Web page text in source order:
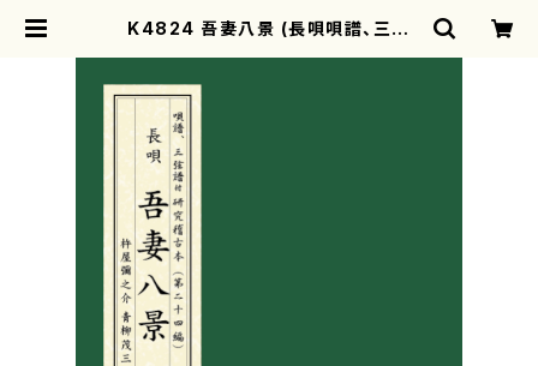
K4824 吾妻八景 (長唄唄譜、三弦